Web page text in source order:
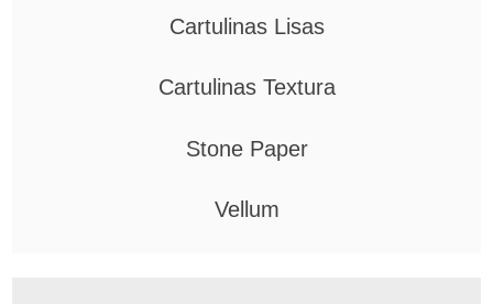
Cartulinas Lisas
Cartulinas Textura
Stone Paper
Vellum